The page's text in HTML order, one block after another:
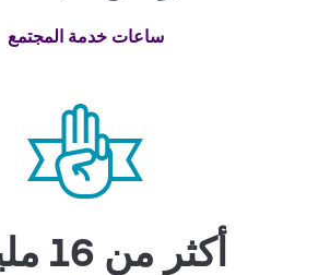
ساعات خدمة المجتمع
أكثر من 16 مليون